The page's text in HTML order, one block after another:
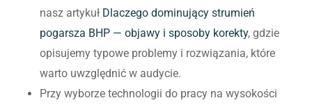
nasz artykuł Dlaczego dominujący strumień
pogarsza BHP — objawy i sposoby korekty, gdzie
opisujemy typowe problemy i rozwiązania, które
warto uwzględnić w audycie.
Przy wyborze technologii do pracy na wysokości